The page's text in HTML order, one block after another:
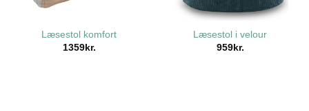
Læsestol komfort
1359kr.
Læsestol i velour
959kr.